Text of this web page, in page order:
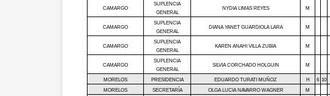
CAMARGO
SUPLENCIA
GENERAL
NYDIA LIMAS REYES M
CAMARGO
SUPLENCIA
GENERAL
DIANA YANET GUARDIOLA LARA M
CAMARGO
SUPLENCIA
GENERAL
KAREN ANAHI VILLA ZUBIA M
CAMARGO
SUPLENCIA
GENERAL
SILVIA CORCHADO HOLGUIN M
MORELOS PRESIDENCIA EDUARDO TURATI MUÑOZ H 6 10
MORELOS
SECRETARÍA OLGA LUCIA NAVARRO WAGNER
M